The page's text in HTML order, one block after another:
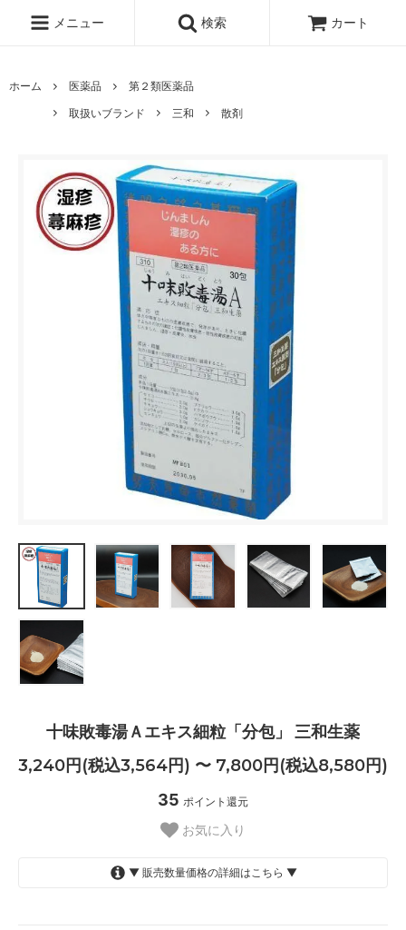
メニュー 検索 カート
ホーム 医薬品
第２類医薬品
取扱いブランド
三和 散剤
十味敗毒湯Ａエキス細粒「分包」 三和生薬
3,240円(税込3,564円) 〜 7,800円(税込8,580円)
35 ポイント還元
お気に入り
▼ 販売数量価格の詳細はこちら ▼